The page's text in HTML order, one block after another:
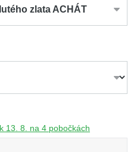
zlata ACHÁT
13. 8. na 4 pobočkách